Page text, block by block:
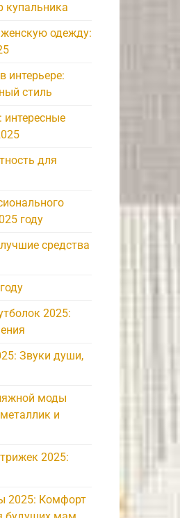
купальника
одежду:
интерьере:
стиль
для
году
средства
2025:
Звуки души,
моды
и
2025:
2025: Комфорт